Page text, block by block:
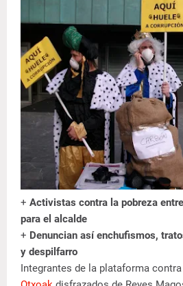
+ Activistas contra la pobreza
para el alcalde
+ Denuncian así enchufismos,
y despilfarro
Integrantes de la plataforma